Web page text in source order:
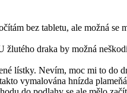
bez tabletu, ale možná
draka by možná
lístky. Nevím, moc mi to
vymalována hnízda